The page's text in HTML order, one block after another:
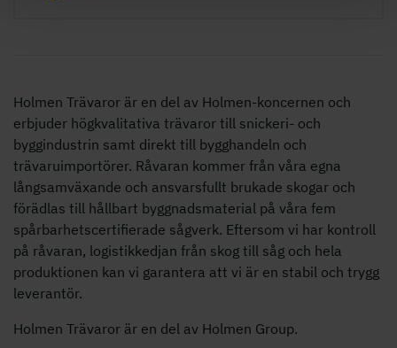
Holmen Trävaror är en del av Holmen-koncernen och
erbjuder högkvalitativa trävaror till snickeri- och
byggindustrin samt direkt till bygghandeln och
trävaruimportörer. Råvaran kommer från våra egna
långsamväxande och ansvarsfullt brukade skogar och
förädlas till hållbart byggnadsmaterial på våra fem
spårbarhetscertifierade sågverk. Eftersom vi har kontroll
på råvaran, logistikkedjan från skog till såg och hela
produktionen kan vi garantera att vi är en stabil och trygg
leverantör.
Holmen Trävaror är en del av Holmen Group.